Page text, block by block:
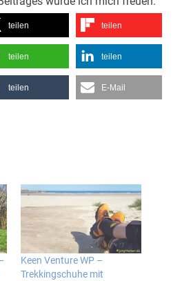
teilen teilen
teilen teilen
teilen E-Mail
Keen Venture WP –
Trekkingschuhe mit